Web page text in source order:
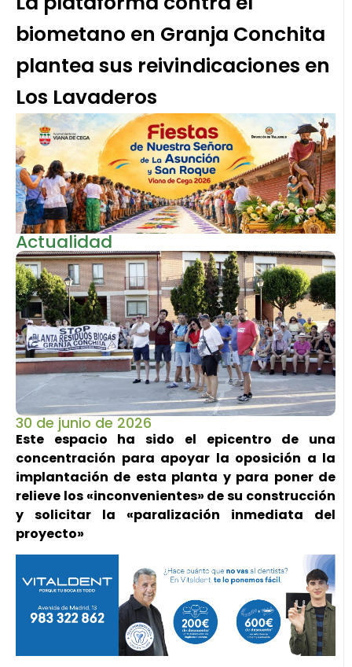
biometano en Granja Conchita
plantea sus reivindicaciones en
Los Lavaderos
Actualidad
30 de junio de 2026
Este espacio ha sido el epicentro de una
concentración para apoyar la oposición a la
implantación de esta planta y para poner de
relieve los «inconvenientes» de su construcción
y solicitar la «paralización inmediata del
proyecto»